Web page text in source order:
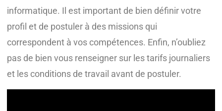
informatique. Il est important de bien définir votre
profil et de postuler à des missions qui
correspondent à vos compétences. Enfin, n’oubliez
pas de bien vous renseigner sur les tarifs journaliers
et les conditions de travail avant de postuler.